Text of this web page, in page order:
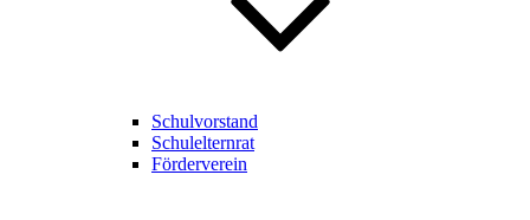
Schulvorstand
Schulelternrat
Förderverein